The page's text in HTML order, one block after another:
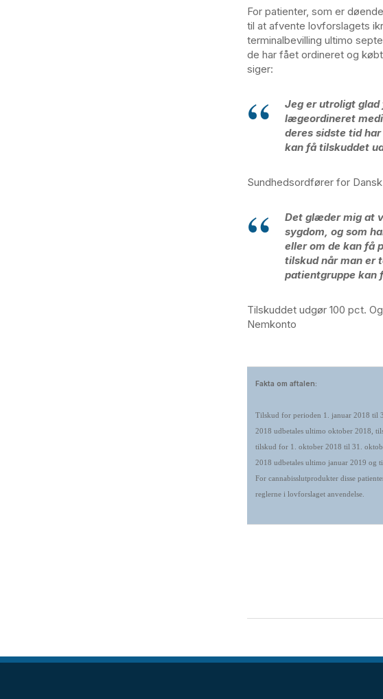
For patienter, som er
til at afvente lovforslagets
terminalbevilling ultimo
de har fået ordineret og
siger:
Jeg er utroligt
lægeordineret
deres sidste tid
kan få tilskuddet
Sundhedsordfører for
Det glæder mig at
sygdom, og som
eller om de kan få
tilskud når man er
patientgruppe kan
Tilskuddet udgør 100 pct.
Nemkonto
Fakta om aftalen:
Tilskud for perioden 1. januar 2018 til
2018 udbetales ultimo oktober 2018,
tilskud for 1. oktober 2018 til 31.
2018 udbetales ultimo januar 2019 og
For cannabisslutprodukter disse
reglerne i lovforslaget anvendelse.